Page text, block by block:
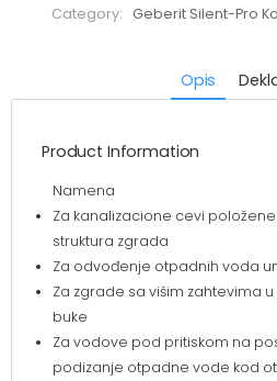
Category:
Geberit Silent-Pro
Opis
Product Information
Namena
Za kanalizacione cevi
struktura zgrada
Za odvođenje otpadnih voda
Za zgrade sa višim zahtevima
buke
Za vodove pod pritiskom na
podizanje otpadne vode kod